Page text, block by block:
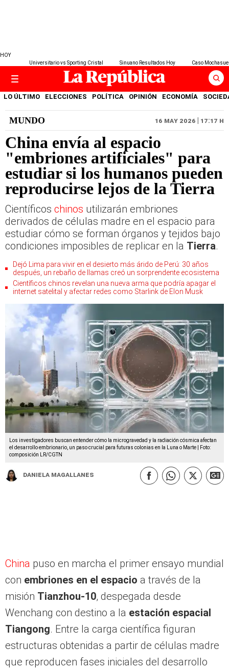
HOY
Universitario vs Sporting Cristal
Sinuano Resultados Hoy Caso
LO ÚLTIMO ELECCIONES POLÍTICA OPINIÓN ECONOMÍA
MUNDO 16 MAY 2026 | 17:17 H
China envía al espacio
"embriones artificiales" para
estudiar si los humanos pueden
reproducirse lejos de la Tierra
Científicos chinos utilizarán embriones
derivados de células madre en el espacio para
estudiar cómo se forman órganos y tejidos bajo
condiciones imposibles de replicar en la Tierra.
Dejó Lima para vivir en el desierto más árido de Perú: 30 años
después, un rebaño de llamas creó un sorprendente ecosistema
Científicos chinos revelan una nueva arma que podría apagar el
internet satelital y afectar redes como Starlink de Elon Musk
Los investigadores buscan entender cómo la microgravedad y la radiación cósmica afectan
el desarrollo embrionario, un paso crucial para futuras colonias en la Luna o Marte | Foto:
composición LR/CGTN
Daniela Magallanes
China puso en marcha el primer ensayo mundial
con embriones en el espacio a través de la
misión Tianzhou-10, despegada desde
Wenchang con destino a la estación espacial
Tiangong. Entre la carga científica figuran
estructuras obtenidas a partir de células madre
que reproducen fases iniciales del desarrollo